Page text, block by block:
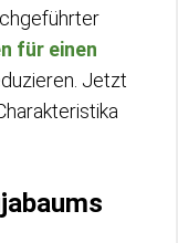
für einen
Jetzt